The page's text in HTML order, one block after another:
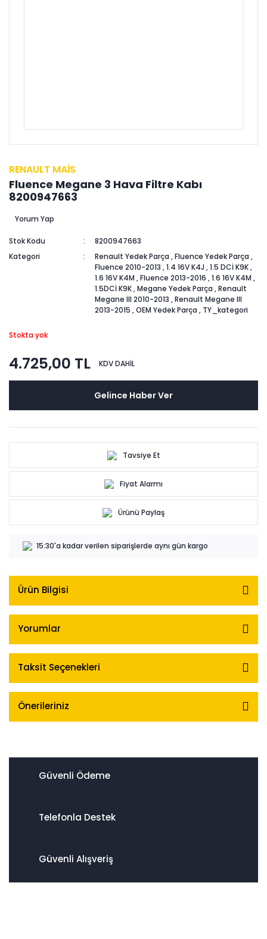
RENAULT MAİS
Fluence Megane 3 Hava Filtre Kabı
8200947663
Yorum Yap
Stok Kodu
8200947663
Kategori
Renault Yedek Parça ,Fluence Yedek Parça ,
Fluence 2010-2013 ,1.4 16V K4J,1.5 DCİ K9K,
1.6 16V K4M ,Fluence 2013-2016 ,1.6 16V K4M ,
1.5DCİ K9K,Megane Yedek Parça ,Renault
Megane III 2010-2013 ,Renault Megane III
2013-2015 ,OEM Yedek Parça , TY_kategori
Stokta yok
4.725,00 TL KDV DAHİL
Gelince Haber Ver
Tavsiye Et
Fiyat Alarmı
Ürünü Paylaş
15:30'a kadar verilen siparişlerde aynı gün kargo
Ürün Bilgisi
Yorumlar
Taksit Seçenekleri
Önerileriniz
Güvenli Ödeme
Telefonla Destek
Güvenli Alışveriş